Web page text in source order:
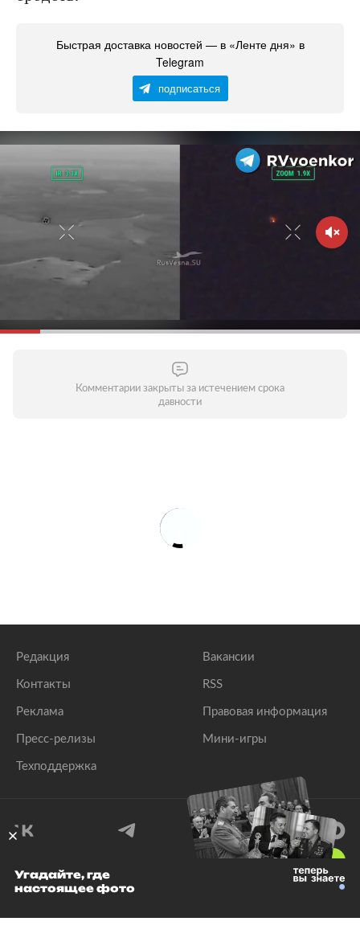
Быстрая доставка новостей — в «Ленте дня» в
Telegram
подписаться
Комментарии закрыты за истечением срока
давности
Редакция
Контакты
Реклама
Пресс-релизы
Техподдержка
Вакансии
RSS
Правовая информация
Мини-игры
© 1999–2026 Все права защищены.
Угадайте, где
настоящее фото